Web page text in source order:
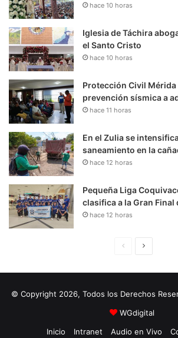
hace 10 horas
Iglesia de Táchira
el Santo Cristo
hace 10 horas
Protección Civil
prevención sísmica a
hace 11 horas
En el Zulia se
saneamiento en la
hace 12 horas
Pequeña Liga
clasifica a la Gran Final
hace 12 horas
i
n
a
u
i
e
© Copyright 2026, Todos los Derechos
WGdigital
Inicio
Intranet Audio en Vivo